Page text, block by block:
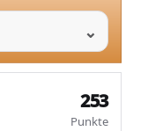
253
Punkte